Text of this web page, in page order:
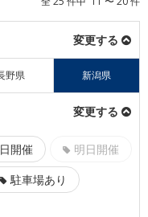
変更する
野県 新潟県
変更する
開催
明日開催
駐車場あり